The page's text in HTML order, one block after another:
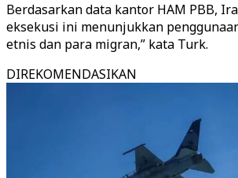
Berdasarkan data kantor HAM PBB,
eksekusi ini menunjukkan
etnis dan para migran,” kata Turk.
DIREKOMENDASIKAN